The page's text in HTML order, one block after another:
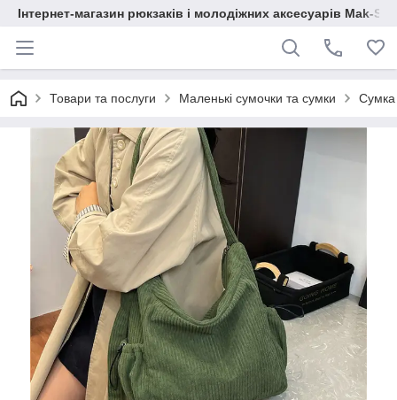
Інтернет-магазин рюкзаків і молодіжних аксесуарів Mak-
Товари та послуги Маленькі сумочки та сумки Сумка